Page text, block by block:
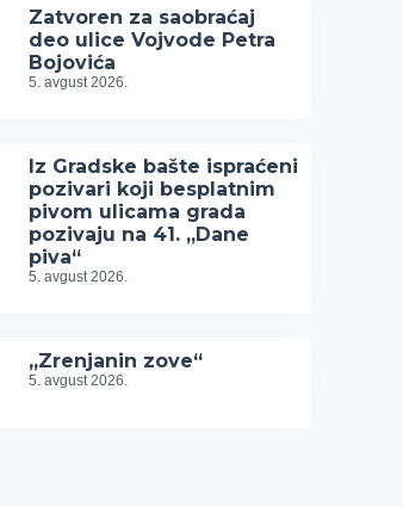
Zatvoren za saobraćaj
deo ulice Vojvode Petra
Bojovića
5. avgust 2026.
Iz Gradske bašte ispraćeni
pozivari koji besplatnim
pivom ulicama grada
pozivaju na 41. „Dane
piva“
5. avgust 2026.
„Zrenjanin zove“
5. avgust 2026.